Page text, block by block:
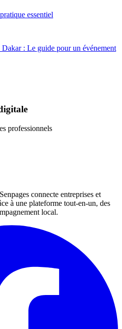
essentiel
: Le guide pour un événement
professionnels
connecte entreprises et
à une plateforme tout-en-un, des
local.